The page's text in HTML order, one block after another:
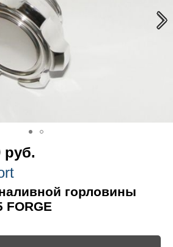
руб.
горловины
FORGE
Авто|Маршрут пешком
+7 985 364 2044
по московскому времени: